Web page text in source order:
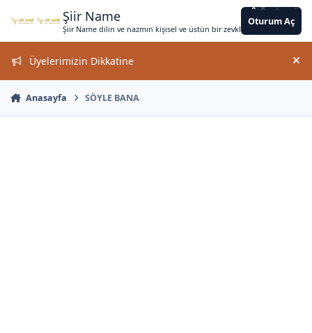
Şiir Name
Şiir Name dilin ve nazmın kişisel ve üstün bir zevkle bir arada
Oturum Aç
Üyelerimizin Dikkatine
Anasayfa SÖYLE BANA
*
* *
* * *
*